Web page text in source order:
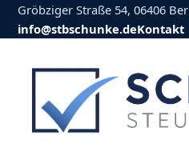
Gröbziger Straße 54, 06406
info@stbschunke.deKontakt